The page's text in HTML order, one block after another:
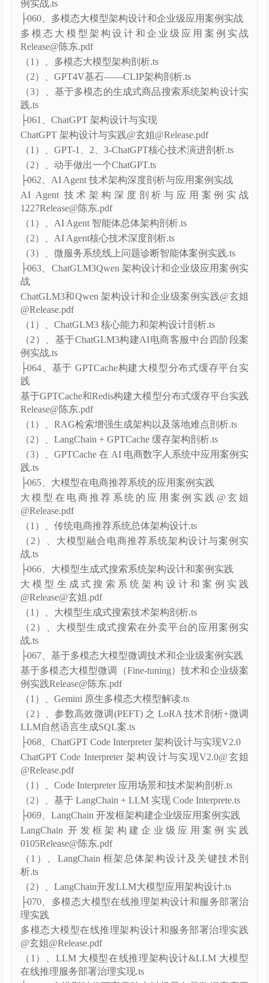
（2）、RAG 构建 AI Agent 架构设计实现.ts
（3）、传统客服系统+AI Agent 构建智能客服中台案
例实战.ts
├060、多模态大模型架构设计和企业级应用案例实战
多模态大模型架构设计和企业级应用案例实战
Release@陈东.pdf
（1）、多模态大模型架构剖析.ts
（2）、GPT4V基石——CLIP架构剖析.ts
（3）、基于多模态的生成式商品搜索系统架构设计实
践.ts
├061、ChatGPT 架构设计与实现
ChatGPT 架构设计与实践@玄姐@Release.pdf
（1）、GPT-1、2、3-ChatGPT核心技术演进剖析.ts
（2）、动手做出一个ChatGPT.ts
├062、AI Agent 技术架构深度剖析与应用案例实战
AI Agent 技术架构深度剖析与应用案例实战
1227Release@陈东.pdf
（1）、AI Agent 智能体总体架构剖析.ts
（2）、AI Agent核心技术深度剖析.ts
（3）、微服务系统线上问题诊断智能体案例实践.ts
├063、ChatGLM3Qwen 架构设计和企业级应用案例实
战
ChatGLM3和Qwen 架构设计和企业级案例实践@玄姐
@Release.pdf
（1）、ChatGLM3 核心能力和架构设计剖析.ts
（2）、基于ChatGLM3构建AI电商客服中台四阶段案
例实战.ts
├064、基于 GPTCache构建大模型分布式缓存平台实
践
基于GPTCache和Redis构建大模型分布式缓存平台实践
Release@陈东.pdf
（1）、RAG检索增强生成架构以及落地难点剖析.ts
（2）、LangChain + GPTCache 缓存架构剖析.ts
（3）、GPTCache 在 AI 电商数字人系统中应用案例实
践.ts
├065、大模型在电商推荐系统的应用案例实践
大模型在电商推荐系统的应用案例实践@玄姐
@Release.pdf
（1）、传统电商推荐系统总体架构设计.ts
（2）、大模型融合电商推荐系统架构设计与案例实
战.ts
├066、大模型生成式搜索系统架构设计和案例实践
大模型生成式搜索系统架构设计和案例实践
@Release@玄姐.pdf
（1）、大模型生成式搜索技术架构剖析.ts
（2）、大模型生成式搜索在外卖平台的应用案例实
战.ts
├067、基于多模态大模型微调技术和企业级案例实践
基于多模态大模型微调（Fine-tuning）技术和企业级案
例实践Release@陈东.pdf
（1）、Gemini 原生多模态大模型解读.ts
（2）、参数高效微调(PEFT) 之 LoRA 技术剖析+微调
LLM自然语言生成SQL案.ts
├068、ChatGPT Code Interpreter 架构设计与实现V2.0
ChatGPT Code Interpreter 架构设计与实现V2.0@玄姐
@Release.pdf
（1）、Code Interpreter 应用场景和技术架构剖析.ts
（2）、基于 LangChain + LLM 实现 Code Interprete.ts
├069、LangChain 开发框架构建企业级应用案例实践
LangChain 开发框架构建企业级应用案例实践
0105Release@陈东.pdf
（1）、LangChain 框架总体架构设计及关键技术剖
析.ts
（2）、LangChain开发LLM大模型应用架构设计.ts
├070、多模态大模型在线推理架构设计和服务部署治
理实践
多模态大模型在线推理架构设计和服务部署治理实践
@玄姐@Release.pdf